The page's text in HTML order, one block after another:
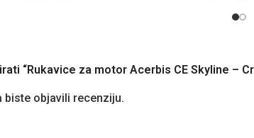
“Rukavice za motor Acerbis CE Skyline –
biste objavili recenziju.